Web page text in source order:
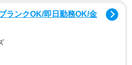
ランクOK/即日勤務OK/金